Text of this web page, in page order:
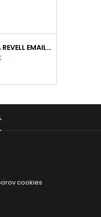
BARVA REVELL EMAILOVÁ - 32102: MATNÁ ČIRÁ (CLEAR MAT)
cookies